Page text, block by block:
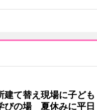
建て替え現場に子ども
びの場 夏休みに平日